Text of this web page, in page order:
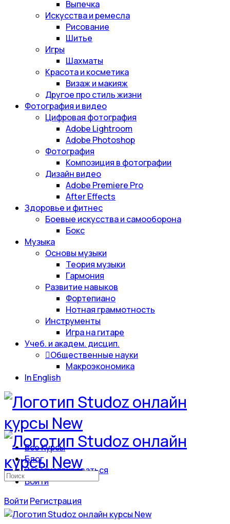
Выпечка
Искусства и ремесла
Рисование
Шитье
Игры
Шахматы
Красота и косметика
Визаж и макияж
Другое про стиль жизни
Фотография и видео
Цифровая фотография
Adobe Lightroom
Adobe Photoshop
Фотография
Композиция в фотографии
Дизайн видео
Adobe Premiere Pro
After Effects
Здоровье и фитнес
Боевые искусства и самооборона
Бокс
Музыка
Основы музыки
Теория музыки
Гармония
Развитие навыков
Фортепиано
Нотная граммотность
Инструменты
Игра на гитаре
Учеб. и академ. дисцип.
Общественные науки
Макроэкономика
In English
Все Курсы
Блог
Зарегистрироваться
Войти
Войти Регистрация
Искать: